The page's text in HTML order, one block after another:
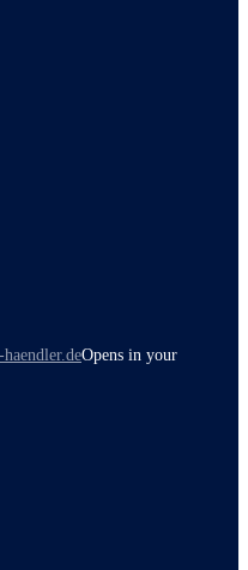
Opens in your